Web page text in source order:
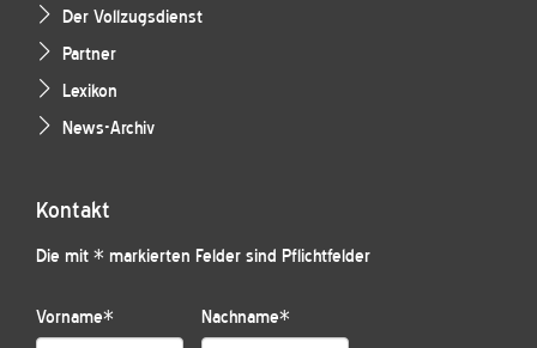
Der Vollzugsdienst
Partner
Lexikon
News-Archiv
Kontakt
Die mit * markierten Felder sind Pflichtfelder
Vorname* Nachname*